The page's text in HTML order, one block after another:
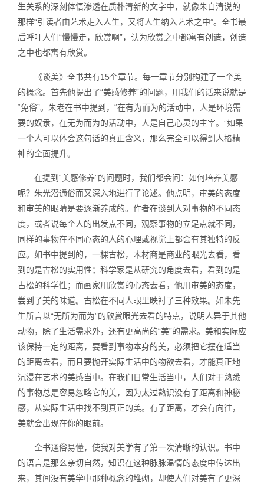
生关系的深刻体悟渗透在质朴清新的文字中，就像朱自清说的
那样“引读者由艺术走入人生，又将人生纳入艺术之中”。全书最
后呼吁人们“慢慢走，欣赏啊”，认为欣赏之中都寓有创造，创造
之中也都寓有欣赏。
《谈美》全书共有15个章节。每一章节分别构建了一个美
的概念。首先他提出了“美感修养”的问题，用我们的话来说就是
“免俗”。朱老在书中提到，“在有为而为的活动中，人是环境需
要的奴隶，在无为而为的活动中，人是自己心灵的主宰。”如果
一个人可以体会这句话的真正含义，那么完全可以得到人格精
神的全面提升。
在提到“美感修养”的问题时，我们都会问：如何培养美感
呢？朱光潜通俗而又深入地进行了论述。他点明，审美的态度
和审美的眼睛是要逐渐养成的。作者在谈到人对事物的不同态
度，或者说每个人的出发点不同，观察事物的立足点就不同，
同样的事物在不同心态的人的心理或视觉上都会有其独特的反
应。如书中提到的，一棵古松，木材商是商业的眼光去看，看
到的是古松的实用性；科学家是从研究的角度去看，看到的是
古松的科学性；而画家用欣赏的心态去看，他用审美的态度，
尝到了美的味道。古松在不同人眼里映衬了三种效果。如朱先
生所言以“无所为而为”的欣赏眼光去看的特点，说明人异于其他
动物，除了生活需求外，还有更高尚的“美”的需求。美和实际应
该保持一定的距离，要看到事物本身的美，必须把它摆在适当
的距离去看，而且要抛开实际生活中的物欲去看，才能真正地
沉浸在艺术的美感当中。在我们日常生活当中，人们对于熟悉
的事物总是容易忽略它的美，因为太过熟识没有了距离和神秘
感，从实际生活中找不到真正的美。有了距离，才会有向往，
美就会出现在你的眼前。
全书通俗易懂，使我对美学有了第一次清晰的认识。书中
的语言是那么亲切自然，知识在这种脉脉温情的态度中传达出
来，其间没有美学中那种概念的堆砌，却使人们对美有了更深